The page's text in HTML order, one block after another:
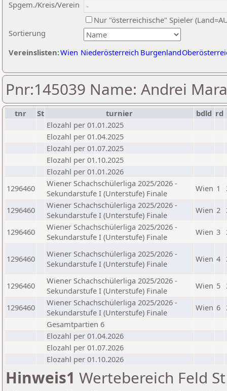
Sortierung
Spgem./Kreis/Verein
Nur "österreichische" Spieler
Vereinslisten:Wien Niederösterreich Burgenland
Pnr:145039 Name: Andrei
tnr St turnier bdld rd
Elozahl per 01.01.2025
Elozahl per 01.04.2025
Elozahl per 01.07.2025
Elozahl per 01.10.2025
Elozahl per 01.01.2026
1296460
Wiener Schachschülerliga 2025/2026 -
Sekundarstufe I (Unterstufe) Finale
Wien 1
1296460
Wiener Schachschülerliga 2025/2026 -
Sekundarstufe I (Unterstufe) Finale
Wien 2
1296460
Wiener Schachschülerliga 2025/2026 -
Sekundarstufe I (Unterstufe) Finale
Wien 3
1296460
Wiener Schachschülerliga 2025/2026 -
Sekundarstufe I (Unterstufe) Finale
Wien 4
1296460
Wiener Schachschülerliga 2025/2026 -
Sekundarstufe I (Unterstufe) Finale
Wien 5
1296460
Wiener Schachschülerliga 2025/2026 -
Sekundarstufe I (Unterstufe) Finale
Wien 6
Gesamtpartien 6
Elozahl per 01.04.2026
Elozahl per 01.07.2026
Elozahl per 01.10.2026
Hinweis1 Wertebereich Feld